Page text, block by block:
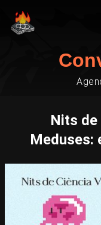
Nits de
Meduses: